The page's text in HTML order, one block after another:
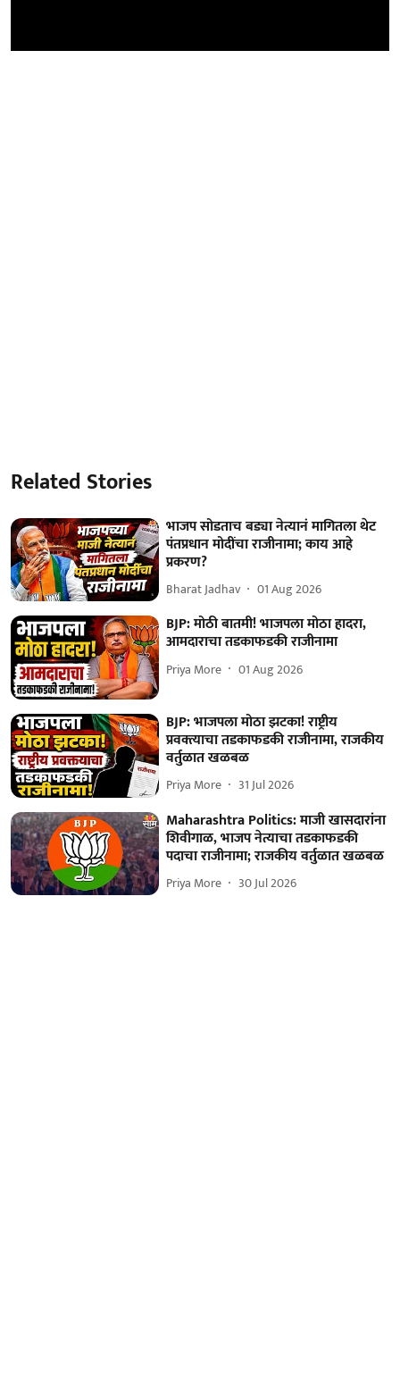
Related Stories
भाजप सोडताच बड्या नेत्यानं मागितला थेट
पंतप्रधान मोदींचा राजीनामा; काय आहे
प्रकरण?
Bharat Jadhav 01 Aug 2026
BJP: मोठी बातमी! भाजपला मोठा हादरा,
आमदाराचा तडकाफडकी राजीनामा
Priya More 01 Aug 2026
BJP: भाजपला मोठा झटका! राष्ट्रीय
प्रवक्त्याचा तडकाफडकी राजीनामा, राजकीय
वर्तुळात खळबळ
Priya More 31 Jul 2026
Maharashtra Politics: माजी खासदारांना
शिवीगाळ, भाजप नेत्याचा तडकाफडकी
पदाचा राजीनामा; राजकीय वर्तुळात खळबळ
Priya More 30 Jul 2026